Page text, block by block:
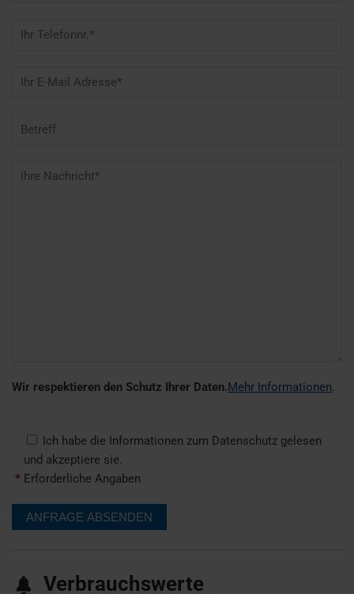
Wir respektieren den Schutz Ihrer Daten.Mehr Informationen.
Ich habe die Informationen zum Datenschutz gelesen
und akzeptiere sie.
* Erforderliche Angaben
Verbrauchswerte